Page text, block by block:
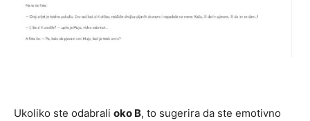
Ukoliko ste odabrali oko B, to sugerira da ste emotivno